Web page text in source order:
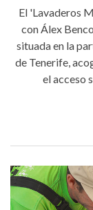
El 'Lavaderos
con Álex
situada en la
de Tenerife,
el acceso